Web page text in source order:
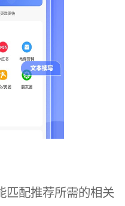
匹配推荐所需的相关